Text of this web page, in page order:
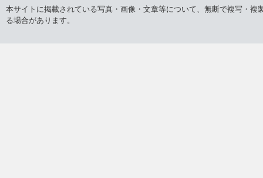
本サイトに掲載されている写真・画像・文章等について、無断で複写・
る場合があります。